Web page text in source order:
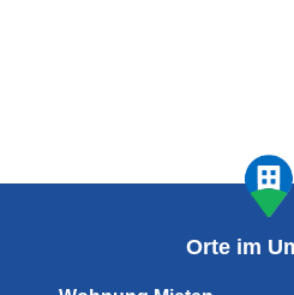
Orte im